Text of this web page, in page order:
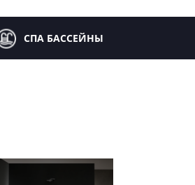
СПА БАССЕЙНЫ